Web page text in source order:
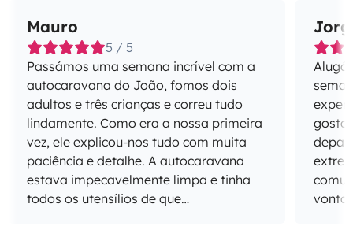
Mauro
5 / 5
Passámos uma semana incrível com a
autocaravana do João, fomos dois
adultos e três crianças e correu tudo
lindamente. Como era a nossa primeira
vez, ele explicou-nos tudo com muita
paciência e detalhe. A autocaravana
estava impecavelmente limpa e tinha
todos os utensílios de que
gostar ou não.